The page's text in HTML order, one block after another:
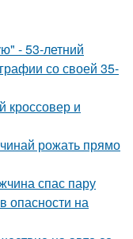
- 53-летний
со своей 35-
кроссовер и
рожать прямо
спас пару
опасности на